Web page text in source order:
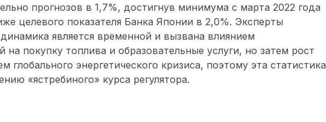
прогнозов в 1,7%, достигнув минимума с марта 2022 года
целевого показателя Банка Японии в 2,0%. Эксперты
является временной и вызвана влиянием
на покупку топлива и образовательные услуги, но затем рост
глобального энергетического кризиса, поэтому эта статистика
«ястребиного» курса регулятора.